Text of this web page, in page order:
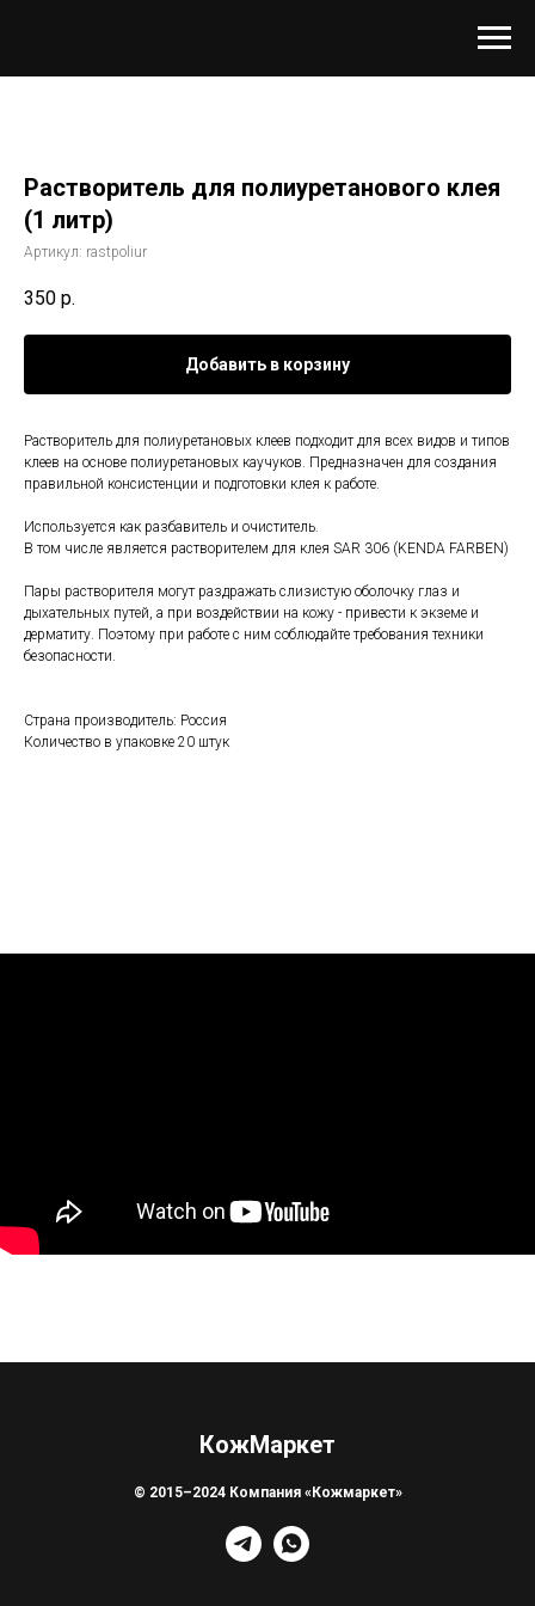
Растворитель для полиуретанового клея
(1 литр)
Артикул: rastpoliur
350 р.
Добавить в корзину
Растворитель для полиуретановых клеев подходит для всех видов и типов
клеев на основе полиуретановых каучуков. Предназначен для создания
правильной консистенции и подготовки клея к работе.
Используется как разбавитель и очиститель.
В том числе является растворителем для клея SAR 306 (KENDA FARBEN)
Пары растворителя могут раздражать слизистую оболочку глаз и
дыхательных путей, а при воздействии на кожу - привести к экземе и
дерматиту. Поэтому при работе с ним соблюдайте требования техники
безопасности.
Страна производитель: Россия
Количество в упаковке 20 штук
КожМаркет
© 2015–2024 Компания «Кожмаркет»